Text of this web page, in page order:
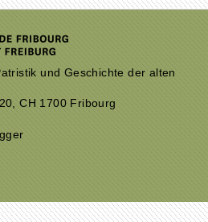
und Geschichte der alten
CH 1700 Fribourg